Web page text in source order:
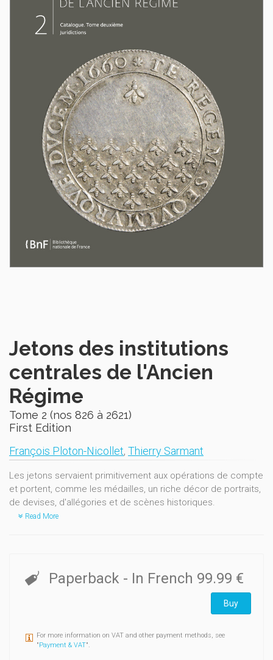
Jetons des institutions
centrales de l'Ancien
Régime
Tome 2 (nos 826 à 2621)
First Edition
François Ploton-Nicollet, Thierry Sarmant
Les jetons servaient primitivement aux opérations de compte
et portent, comme les médailles, un riche décor de portraits,
de devises, d'allégories et de scènes historiques.
Read More
Paperback - In French 99.99 €
Buy
For more information on VAT and other payment methods, see
"Payment & VAT".